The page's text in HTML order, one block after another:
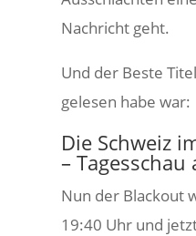
Nachricht geht.
Und der Beste
gelesen habe war:
Die Schweiz
–
Nun der Blackout
19:40 Uhr und